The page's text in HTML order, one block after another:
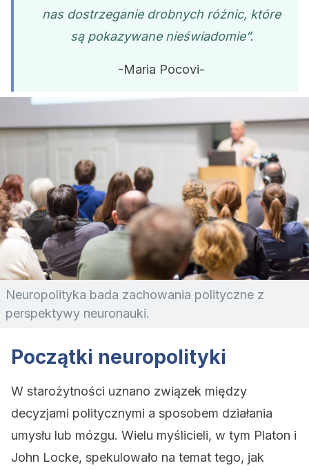
nas dostrzeganie drobnych różnic, które
są pokazywane nieświadomie”.
-Maria Pocovi-
Neuropolityka bada zachowania polityczne z
perspektywy neuronauki.
Początki neuropolityki
W starożytności uznano związek między
decyzjami politycznymi a sposobem działania
umysłu lub mózgu. Wielu myślicieli, w tym Platon i
John Locke, spekulowało na temat tego, jak